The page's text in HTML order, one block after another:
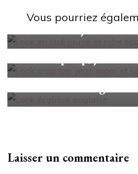
Vous pourriez
#unjourunlook
Look en ciré jaune et
#unjourunlook
#unjourunlook
Laisser un commentaire